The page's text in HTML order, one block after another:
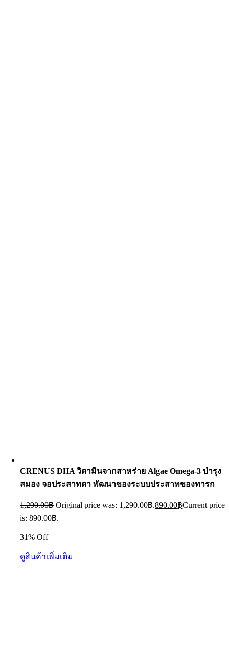
CRENUS DHA วิตามินจากสาหร่าย Algae Omega-3 บำรุง
สมอง จอประสาทตา พัฒนาของระบบประสาทของทารก
1,290.00฿ Original price was: 1,290.00฿.890.00฿Current price
is: 890.00฿.
31% Off
ดูสินค้าเพิ่มเติม